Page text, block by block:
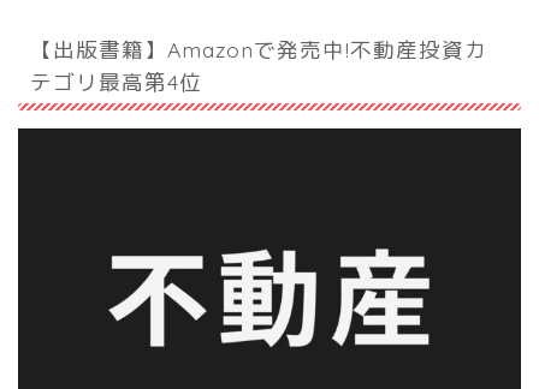
【出版書籍】Amazonで発売中!不動産投資カ
テゴリ最高第4位